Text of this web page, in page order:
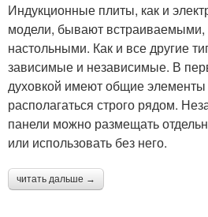
Индукционные плиты, как и
модели, бывают встраиваемыми,
настольными. Как и все другие
зависимые и независимые. В
духовкой имеют общие
располагаться строго рядом.
панели можно размещать
или использовать без него.
читать дальше →